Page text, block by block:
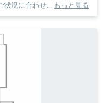
況に合わせ...
もっと見る